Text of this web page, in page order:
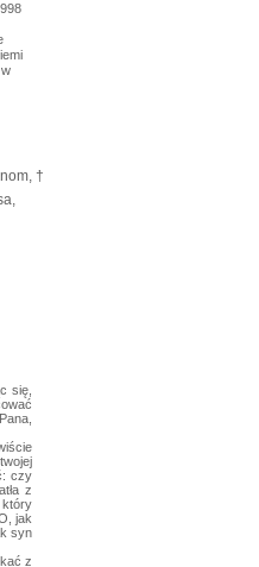
†
się,
czy
z
który
jak
syn
z